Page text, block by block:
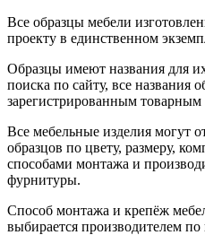
Все образцы мебели
проекту в единственном
Образцы имеют названия для
поиска по сайту, все названия
зарегистрированным товарным
Все мебельные изделия могут
образцов по цвету, размеру,
способами монтажа и
фурнитуры.
Способ монтажа и крепёж
выбирается производителем